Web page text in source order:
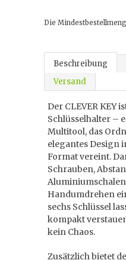
Die
Beschreibung
Versand
Der CLEVER KEY
Schlüsselhalter –
Multitool, das
elegantes Design
Format vereint.
Schrauben,
Handumdrehen
sechs Schlüssel
kompakt
kein Chaos.
Zusätzlich bietet